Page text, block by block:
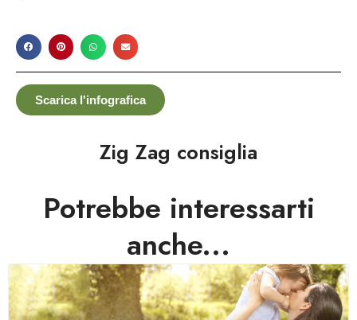
Scarica l'infografica
Zig Zag consiglia
Potrebbe interessarti
anche...